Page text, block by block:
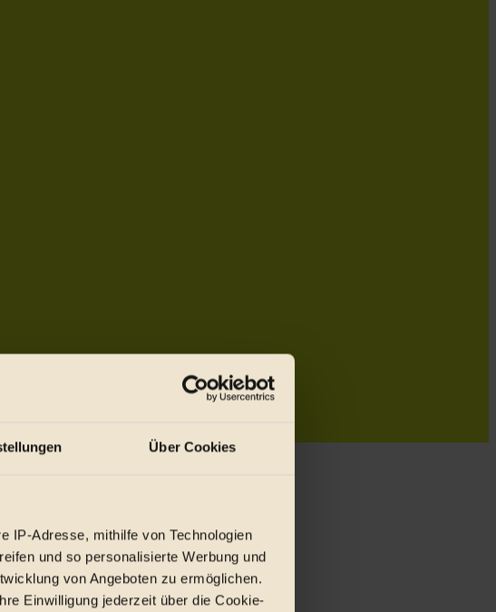
Über Cookies
IP-Adresse, mithilfe von Technologien
und so personalisierte Werbung und
von Angeboten zu ermöglichen.
Einwilligung jederzeit über die Cookie-